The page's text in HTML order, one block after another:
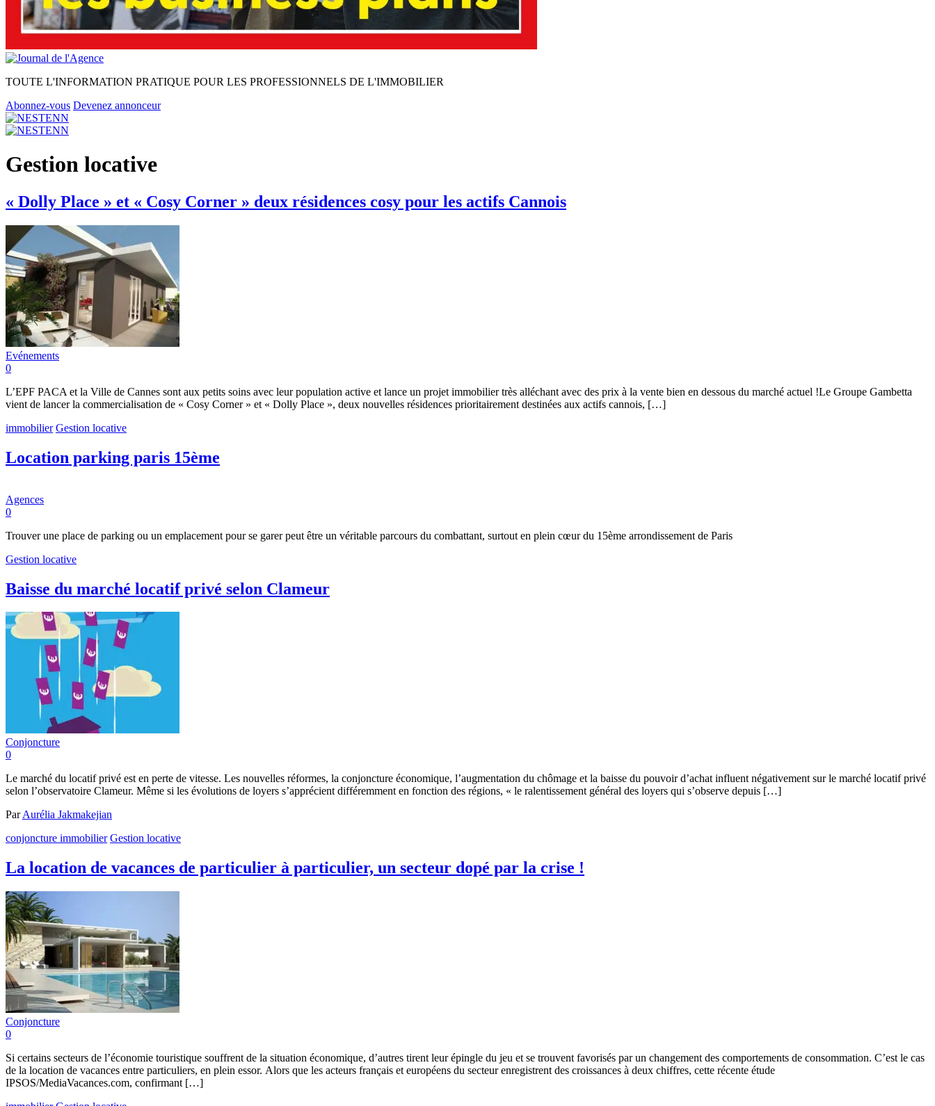
TOUTE L'INFORMATION PRATIQUE POUR LES PROFESSIONNELS DE L'IMMOBILIER
Abonnez-vous Devenez annonceur
Gestion locative
« Dolly Place » et « Cosy Corner » deux résidences cosy pour les actifs Cannois
Evénements
0
L’EPF PACA et la Ville de Cannes sont aux petits soins avec leur population active et lance un projet immobilier très alléchant avec des prix à la vente bien en dessous du marché actuel !Le Groupe Gambetta
vient de lancer la commercialisation de « Cosy Corner » et « Dolly Place », deux nouvelles résidences prioritairement destinées aux actifs cannois, […]
immobilier Gestion locative
Location parking paris 15ème
Agences
0
Trouver une place de parking ou un emplacement pour se garer peut être un véritable parcours du combattant, surtout en plein cœur du 15ème arrondissement de Paris
Gestion locative
Baisse du marché locatif privé selon Clameur
Conjoncture
0
Le marché du locatif privé est en perte de vitesse. Les nouvelles réformes, la conjoncture économique, l’augmentation du chômage et la baisse du pouvoir d’achat influent négativement sur le marché locatif privé
selon l’observatoire Clameur. Même si les évolutions de loyers s’apprécient différemment en fonction des régions, « le ralentissement général des loyers qui s’observe depuis […]
ParAurélia Jakmakejian
conjoncture immobilier Gestion locative
La location de vacances de particulier à particulier, un secteur dopé par la crise !
Conjoncture
0
Si certains secteurs de l’économie touristique souffrent de la situation économique, d’autres tirent leur épingle du jeu et se trouvent favorisés par un changement des comportements de consommation. C’est le cas
de la location de vacances entre particuliers, en plein essor. Alors que les acteurs français et européens du secteur enregistrent des croissances à deux chiffres, cette récente étude
IPSOS/MediaVacances.com, confirmant […]